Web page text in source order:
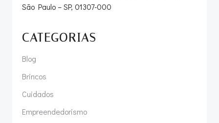
São Paulo – SP, 01307-000
CATEGORIAS
Blog
Brincos
Cuidados
Empreendedorismo